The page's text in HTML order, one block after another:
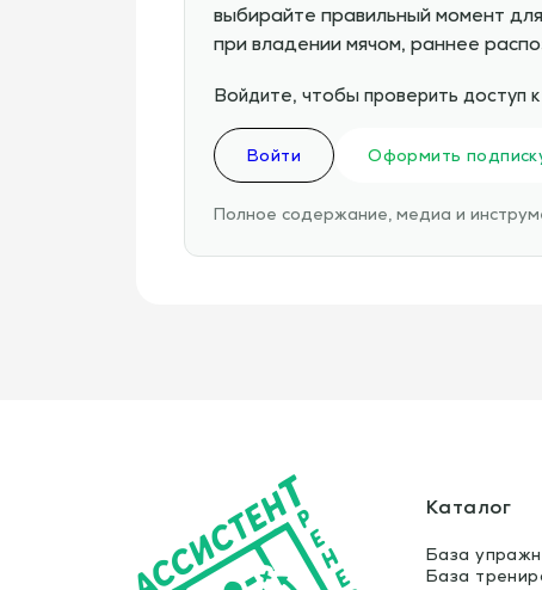
выбирайте правильный момент
при владении мячом, раннее
Войдите, чтобы проверить доступ
Войти Оформить
Полное содержание, медиа и
Каталог
База
База